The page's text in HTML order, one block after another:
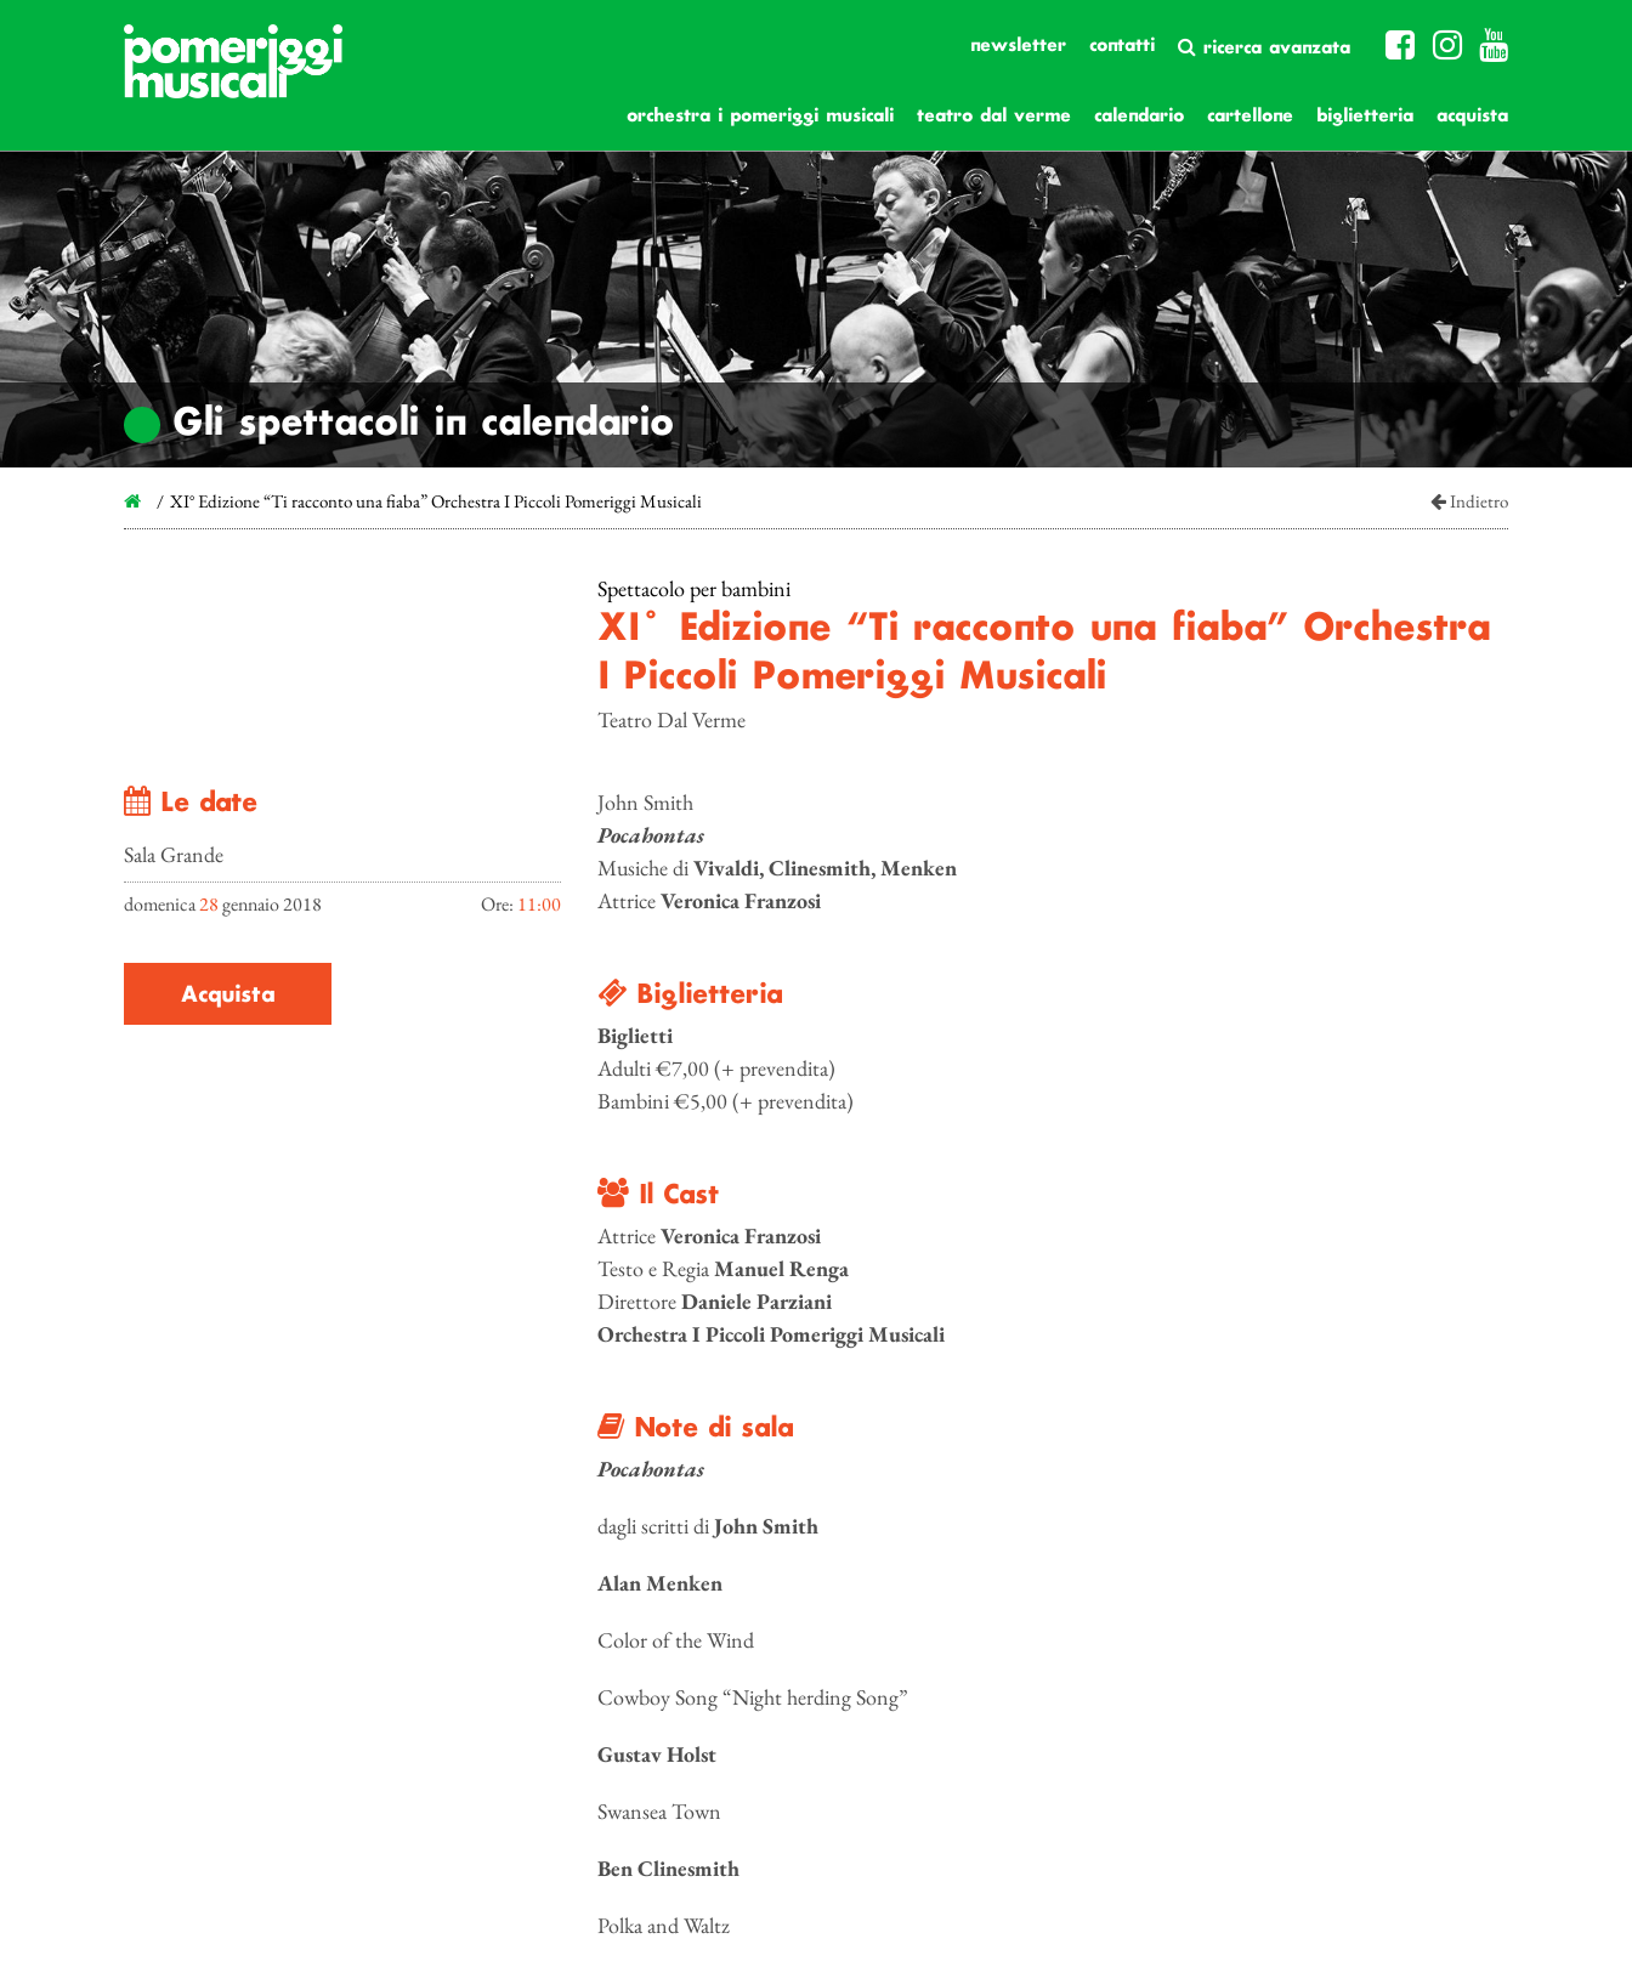
newsletter contatti ricerca avanzata
orchestra i pomeriggi musicali teatro dal verme calendario cartellone biglietteria acquista
Gli spettacoli in calendario
XI° Edizione “Ti racconto una fiaba” Orchestra I Piccoli Pomeriggi Musicali Indietro
Le date
Sala Grande
domenica28gennaio 2018 Ore: 11:00
Acquista
Spettacolo per bambini
XI° Edizione “Ti racconto una fiaba” Orchestra
I Piccoli Pomeriggi Musicali
Teatro Dal Verme
John Smith
Pocahontas
Musiche diVivaldi, Clinesmith, Menken
AttriceVeronica Franzosi
Biglietteria
Biglietti
Adulti €7,00 (+ prevendita)
Bambini €5,00 (+ prevendita)
Il Cast
AttriceVeronica Franzosi
Testo e RegiaManuel Renga
DirettoreDaniele Parziani
Orchestra I Piccoli Pomeriggi Musicali
Note di sala
Pocahontas
dagli scritti diJohn Smith
Alan Menken
Color of the Wind
Cowboy Song “Night herding Song”
Gustav Holst
Swansea Town
Ben Clinesmith
Polka and Waltz